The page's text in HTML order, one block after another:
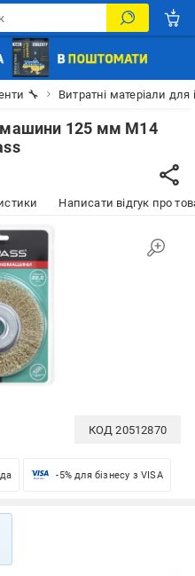
🔧 Витратні матеріали для
125 мм M14
Написати відгук про
КОД20512870
-5% для бізнесу з VISA